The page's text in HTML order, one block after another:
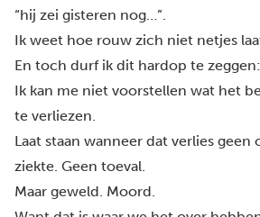
“hij zei gisteren nog…”.
Ik weet hoe rouw zich niet netjes
En toch durf ik dit hardop te zeggen:
Ik kan me niet voorstellen wat het
te verliezen.
Laat staan wanneer dat verlies geen
ziekte. Geen toeval.
Maar geweld. Moord.